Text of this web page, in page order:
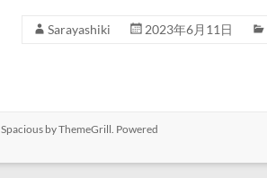
Sarayashiki 2023年6月11日
Spacious by ThemeGrill. Powered